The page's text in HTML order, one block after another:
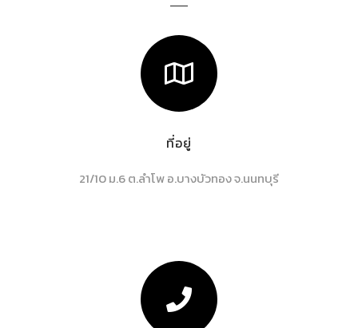
ที่อยู่
21/10 ม.6 ต.ลำโพ อ.บางบัวทอง จ.นนทบุรี